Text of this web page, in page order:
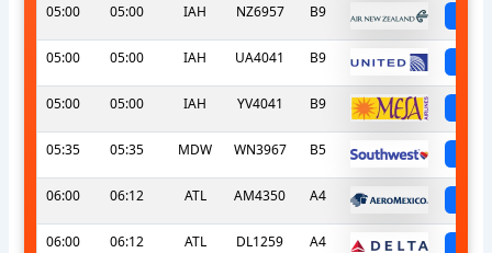
05:00 05:00 IAH NZ6957 B9
05:00 05:00 IAH UA4041 B9
05:00 05:00 IAH YV4041 B9
05:35 05:35 MDW WN3967 B5
06:00 06:12 ATL AM4350 A4
06:00 06:12 ATL DL1259 A4